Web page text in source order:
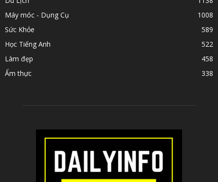
Máy móc - Dụng Cụ
1008
Sức Khỏe
589
Học Tiếng Anh
522
Làm đẹp
458
Ẩm thực
338